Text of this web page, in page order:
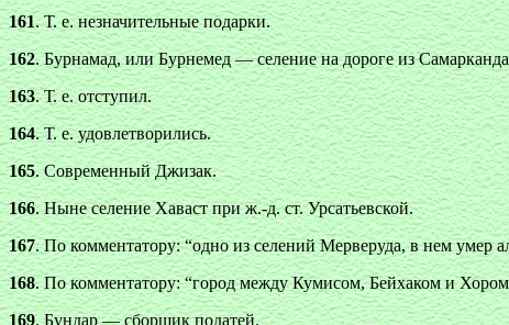
161. Т. е. незначительные подарки.
162. Бурнамад, или Бурнемед — селение на дороге из
163. Т. е. отступил.
164. Т. е. удовлетворились.
165. Современный Джизак.
166. Ныне селение Хаваст при ж.-д. ст. Урсатьевской.
167. По комментатору: “одно из селений Мерверуда, в нем умер
168. По комментатору: “город между Кумисом, Бейхаком и
169. Бундар — сборщик податей.